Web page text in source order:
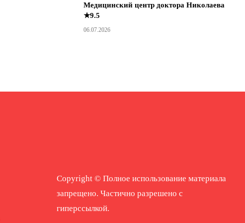
Медицинский центр доктора Николаева
★9.5
06.07.2026
Copyright © Полное использование материала
запрещено. Частично разрешено с
гиперссылкой.